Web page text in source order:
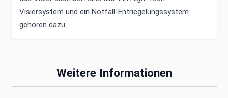
Visiersystem und ein Notfall-Entriegelungssystem
gehören dazu.
Weitere Informationen